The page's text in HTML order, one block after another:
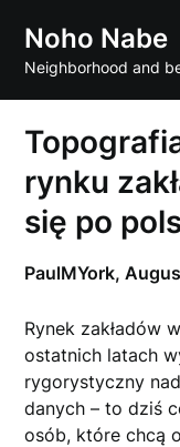
content
Noho Nabe
Neighborhood and
rynku
się po
PaulMYork,
Rynek zakładów
ostatnich latach
rygorystyczny
danych – to dziś
osób, które chcą